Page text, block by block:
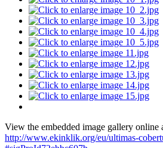
View the embedded image gallery online
http://www.ekinklik.org/eu/ultimas-